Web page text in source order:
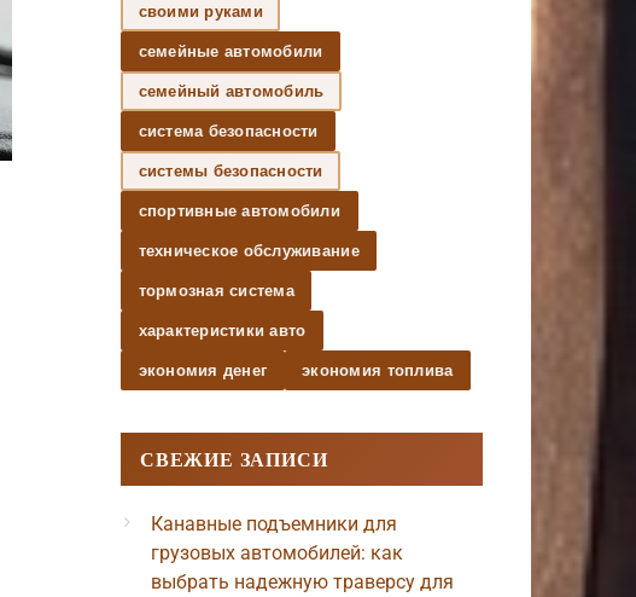
своими руками
семейные автомобили
семейный автомобиль
система безопасности
системы безопасности
спортивные автомобили
техническое обслуживание
тормозная система
характеристики авто
экономия денег экономия топлива
СВЕЖИЕ ЗАПИСИ
Канавные подъемники для
грузовых автомобилей: как
выбрать надежную траверсу для